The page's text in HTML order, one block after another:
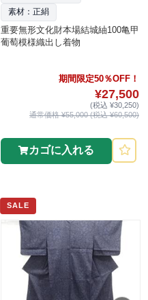
素材：正絹
重要無形文化財本場結城紬100亀甲
葡萄模様織出し着物
期間限定50％OFF！
¥27,500
(税込 ¥30,250)
通常価格 ¥55,000 (税込 ¥60,500)
カゴに入れる
SALE